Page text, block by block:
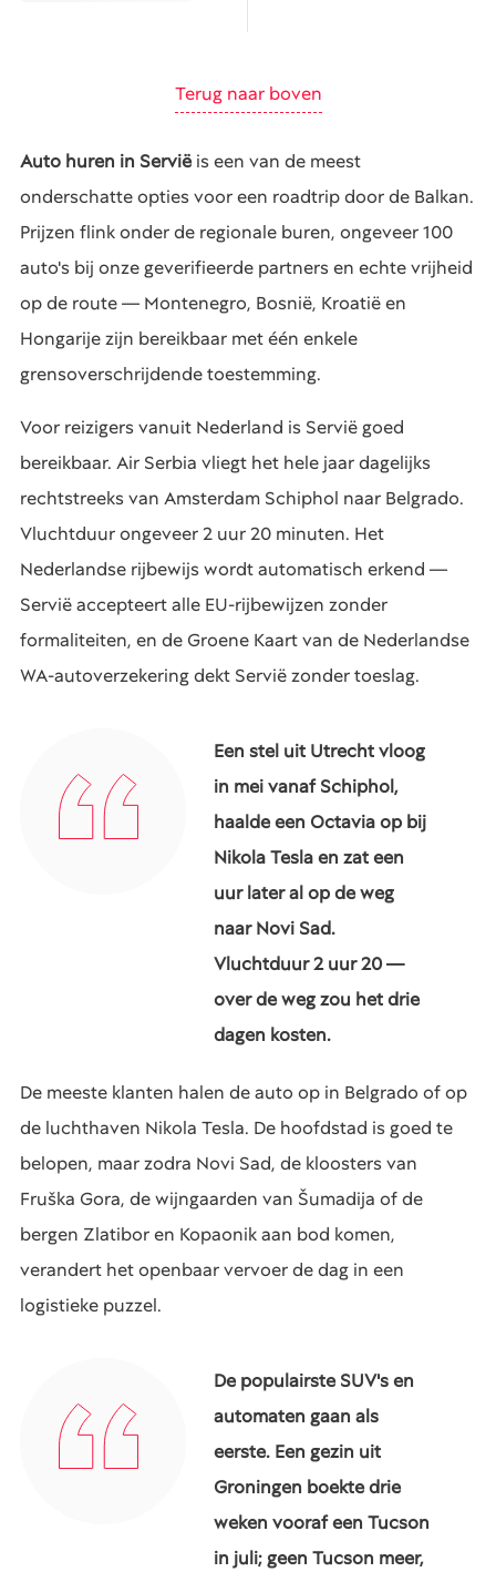
Terug naar boven
Auto huren in Serviëis een van de meest
onderschatte opties voor een roadtrip door de Balkan.
Prijzen flink onder de regionale buren, ongeveer 100
auto's bij onze geverifieerde partners en echte vrijheid
op de route — Montenegro, Bosnië, Kroatië en
Hongarije zijn bereikbaar met één enkele
grensoverschrijdende toestemming.
Voor reizigers vanuit Nederland is Servië goed
bereikbaar. Air Serbia vliegt het hele jaar dagelijks
rechtstreeks van Amsterdam Schiphol naar Belgrado.
Vluchtduur ongeveer 2 uur 20 minuten. Het
Nederlandse rijbewijs wordt automatisch erkend —
Servië accepteert alle EU-rijbewijzen zonder
formaliteiten, en de Groene Kaart van de Nederlandse
WA-autoverzekering dekt Servië zonder toeslag.
Een stel uit Utrecht vloog
in mei vanaf Schiphol,
haalde een Octavia op bij
Nikola Tesla en zat een
uur later al op de weg
naar Novi Sad.
Vluchtduur 2 uur 20 —
over de weg zou het drie
dagen kosten.
De meeste klanten halen de auto op in Belgrado of op
de luchthaven Nikola Tesla. De hoofdstad is goed te
belopen, maar zodra Novi Sad, de kloosters van
Fruška Gora, de wijngaarden van Šumadija of de
bergen Zlatibor en Kopaonik aan bod komen,
verandert het openbaar vervoer de dag in een
logistieke puzzel.
De populairste SUV's en
automaten gaan als
eerste. Een gezin uit
Groningen boekte drie
weken vooraf een Tucson
in juli; geen Tucson meer,